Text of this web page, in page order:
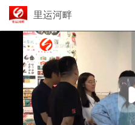
里运河畔